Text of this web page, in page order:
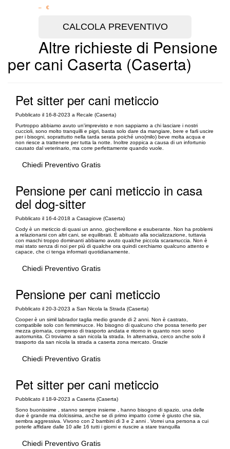
– €
Altre richieste di Pensione
per cani Caserta (Caserta)
Pet sitter per cani meticcio
Pubblicato il 16-8-2023 a Recale (Caserta)
Purtroppo abbiamo avuto un'imprevisto e non sappiamo a chi lasciare i nostri
cuccioli, sono molto tranquilli e pigri, basta solo dare da mangiare, bere e farli uscire
per i bisogni, soprattutto nella tarda serata poiché uno(milo) beve molta acqua e
non riesce a trattenere per tutta la notte. Inoltre zoppica a causa di un infortunio
causato dal veterinario, ma corre perfettamente quando vuole.
Chiedi Preventivo Gratis
Pensione per cani meticcio in casa
del dog-sitter
Pubblicato il 16-4-2018 a Casagiove (Caserta)
Cody è un meticcio di quasi un anno, giocherellone e esuberante. Non ha problemi
a relazionarsi con altri cani, se equilibrati. È abituato alla socializzazione, tuttavia
con maschi troppo dominanti abbiamo avuto qualche piccola scaramuccia. Non è
mai stato senza di noi per più di qualche ora quindi cerchiamo qualcuno attento e
capace, che ci tenga informati quotidianamente.
Chiedi Preventivo Gratis
Pensione per cani meticcio
Pubblicato il 20-3-2023 a San Nicola la Strada (Caserta)
Cooper è un simil labrador taglia medio grande di 2 anni. Non è castrato,
compatibile solo con femminucce. Ho bisogno di qualcuno che possa tenerlo per
mezza giornata, compreso di trasporto andata e ritorno in quanto non sono
automunita. Ci troviamo a san nicola la strada. In alternativa, cerco anche solo il
trasporto da san nicola la strada a caserta zona mercato. Grazie
Chiedi Preventivo Gratis
Pet sitter per cani meticcio
Pubblicato il 18-9-2023 a Caserta (Caserta)
Sono buonissime , stanno sempre insieme , hanno bisogno di spazio, una delle
due è grande ma dolcissima, anche se di primo impatto come è giusto che sia,
sembra aggressiva. Vivono con 2 bambini di 3 e 2 anni . Vorrei una persona a cui
poterle affidare dalle 10 alle 16 tutti i giorni e riuscire a stare tranquilla
Chiedi Preventivo Gratis